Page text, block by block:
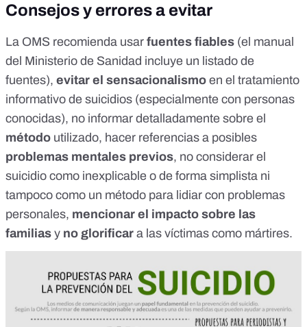
Consejos y errores a evitar
La OMS recomienda usar fuentes fiables (el manual
del Ministerio de Sanidad incluye un listado de
fuentes), evitar el sensacionalismo en el tratamiento
informativo de suicidios (especialmente con personas
conocidas), no informar detalladamente sobre el
método utilizado, hacer referencias a posibles
problemas mentales previos, no considerar el
suicidio como inexplicable o de forma simplista ni
tampoco como un método para lidiar con problemas
personales, mencionar el impacto sobre las
familias y no glorificar a las víctimas como mártires.